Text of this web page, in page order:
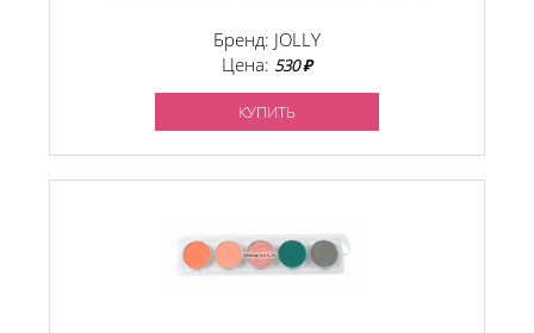
Бренд: JOLLY
Цена: 530 ₽
КУПИТЬ